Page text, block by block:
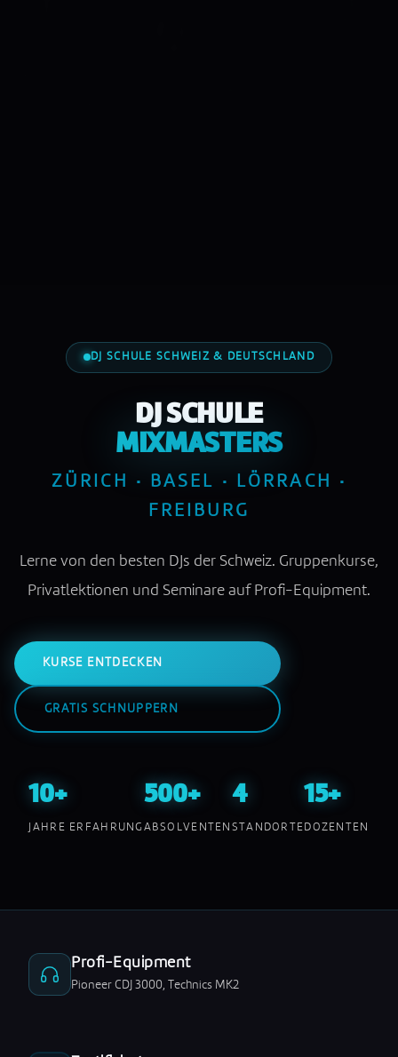
DJ SCHULE SCHWEIZ & DEUTSCHLAND
DJ SCHULE
MIXMASTERS
ZÜRICH · BASEL · LÖRRACH ·
FREIBURG
Lerne von den besten DJs der Schweiz. Gruppenkurse,
Privatlektionen und Seminare auf Profi-Equipment.
KURSE ENTDECKEN
GRATIS SCHNUPPERN
10+
JAHRE ERFAHRUNG
500+
ABSOLVENTEN
4
STANDORTE
15+
DOZENTEN
Profi-Equipment
Pioneer CDJ 3000, Technics MK2